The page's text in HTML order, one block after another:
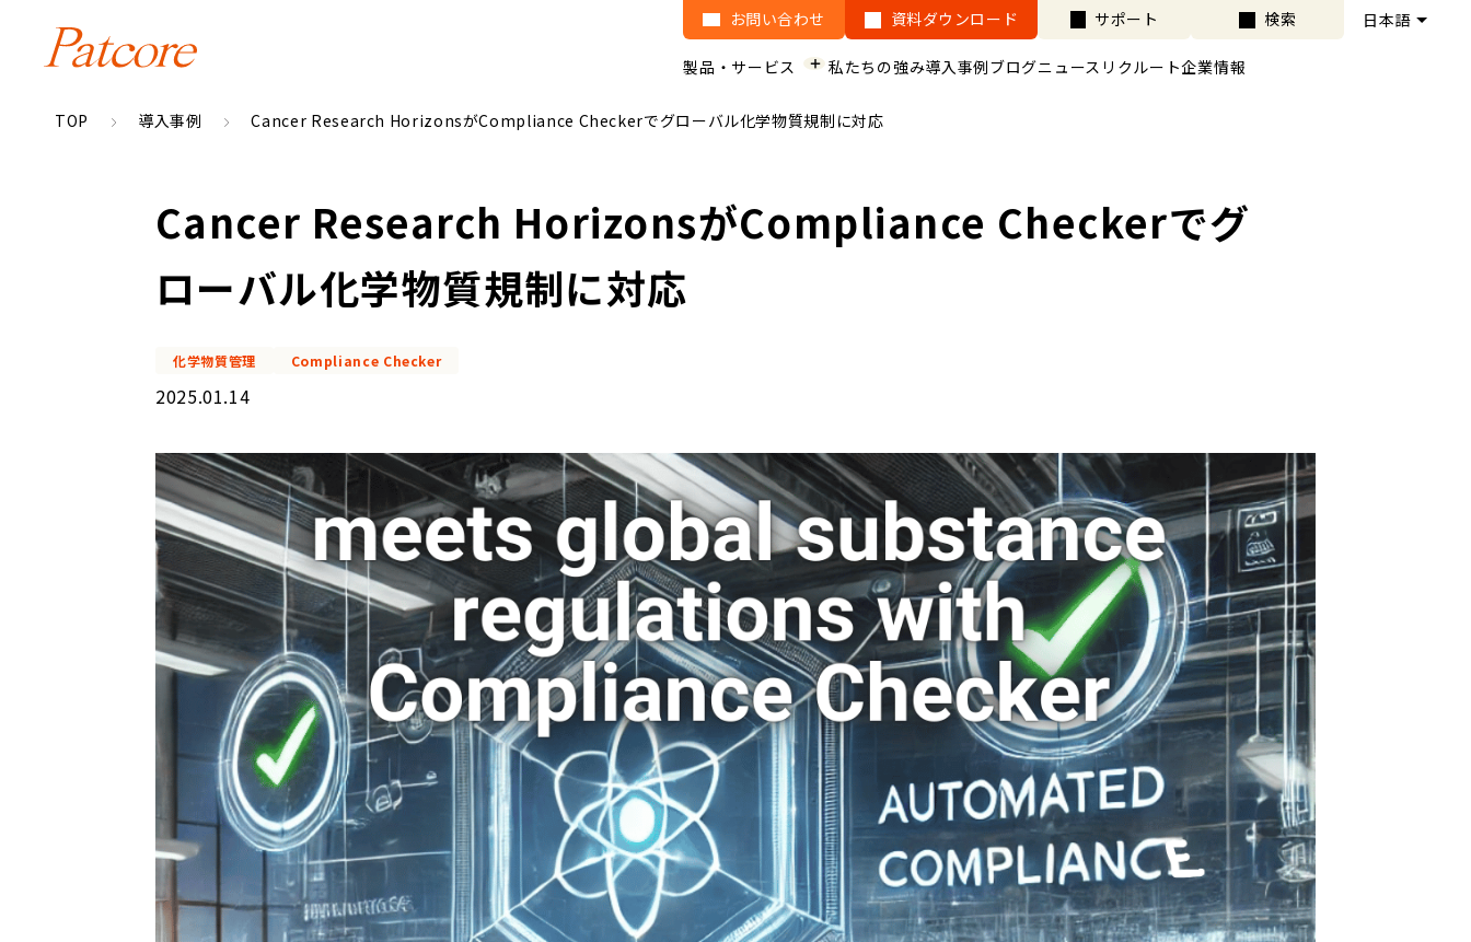
お問い合わせ 資料ダウンロード サポート 検索
製品・サービス 私たちの強み導入事例ブログニュース リクルート企業情報
TOP 導入事例 Cancer Research HorizonsがCompliance Checkerでグローバル化学物質規制に対応
Cancer Research HorizonsがCompliance Checkerでグ
ローバル化学物質規制に対応
化学物質管理 Compliance Checker
2025.01.14